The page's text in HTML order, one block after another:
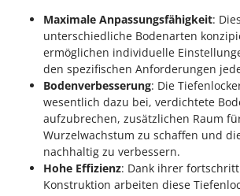
Kükenaufzuchtboxen
Laderampe aus Aluminium
Laubsauger - Laubbläser
Laubsauger auf Rädern
Luftentfeuchter
Luftkühler mit
Elegen
Energy Gruppi
Enotecnica Pillan
Eschenfelder
EuroMech
Eurosystems
FAC
Maximale Anpassungsfähigkeit:
unterschiedliche Bodenarten
ermöglichen individuelle
den spezifischen Anforderungen
Bodenverbesserung: Die
wesentlich dazu bei, verdichtete
aufzubrechen, zusätzlichen Raum
Wurzelwachstum zu schaffen und
nachhaltig zu verbessern.
Hohe Effizienz: Dank ihrer
Konstruktion arbeiten diese